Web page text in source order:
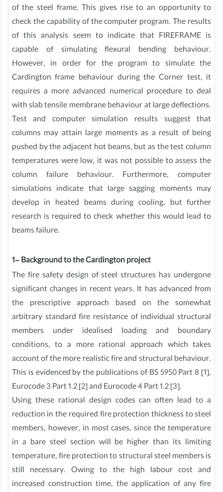
of the steel frame. This gives rise to an opportunity to
check the capability of the computer program. The results
of this analysis seem to indicate that FIREFRAME is
capable of simulating flexural bending behaviour.
However, in order for the program to simulate the
Cardington frame behaviour during the Corner test, it
requires a more advanced numerical procedure to deal
with slab tensile membrane behaviour at large deflections.
Test and computer simulation results suggest that
columns may attain large moments as a result of being
pushed by the adjacent hot beams, but as the test column
temperatures were low, it was not possible to assess the
column failure behaviour. Furthermore, computer
simulations indicate that large sagging moments may
develop in heated beams during cooling, but further
research is required to check whether this would lead to
beams failure.
1- Background to the Cardington project
The fire safety design of steel structures has undergone
significant changes in recent years. It has advanced from
the prescriptive approach based on the somewhat
arbitrary standard fire resistance of individual structural
members under idealised loading and boundary
conditions, to a more rational approach which takes
account of the more realistic fire and structural behaviour.
This is evidenced by the publications of BS 5950 Part 8 [1],
Eurocode 3 Part 1.2 [2] and Eurocode 4 Part 1.2 [3].
Using these rational design codes can often lead to a
reduction in the required fire protection thickness to steel
members, however, in most cases, since the temperature
in a bare steel section will be higher than its limiting
temperature, fire protection to structural steel members is
still necessary. Owing to the high labour cost and
increased construction time, the application of any fire